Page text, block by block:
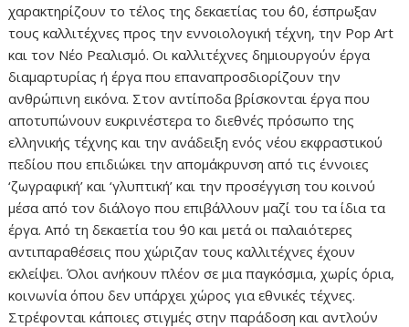
χαρακτηρίζουν το τέλος της δεκαετίας του ΄60, έσπρωξαν
τους καλλιτέχνες προς την εννοιολογική τέχνη, την Pop Art
και τον Νέο Ρεαλισμό. Οι καλλιτέχνες δημιουργούν έργα
διαμαρτυρίας ή έργα που επαναπροσδιορίζουν την
ανθρώπινη εικόνα. Στον αντίποδα βρίσκονται έργα που
αποτυπώνουν ευκρινέστερα το διεθνές πρόσωπο της
ελληνικής τέχνης και την ανάδειξη ενός νέου εκφραστικού
πεδίου που επιδιώκει την απομάκρυνση από τις έννοιες
‘ζωγραφική’ και ‘γλυπτική’ και την προσέγγιση του κοινού
μέσα από τον διάλογο που επιβάλλουν μαζί του τα ίδια τα
έργα. Από τη δεκαετία του ΄90 και μετά οι παλαιότερες
αντιπαραθέσεις που χώριζαν τους καλλιτέχνες έχουν
εκλείψει. Όλοι ανήκουν πλέον σε μια παγκόσμια, χωρίς όρια,
κοινωνία όπου δεν υπάρχει χώρος για εθνικές τέχνες.
Στρέφονται κάποιες στιγμές στην παράδοση και αντλούν